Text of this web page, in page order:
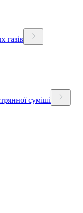
газів
суміші